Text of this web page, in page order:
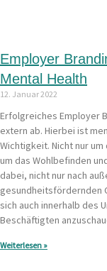
Employer
Mental Health
12. Januar 2022
Erfolgreiches Employer
extern ab. Hierbei ist
Wichtigkeit. Nicht nur
um das Wohlbefinden
dabei, nicht nur nach
gesundheitsfördernden
sich auch innerhalb des
Beschäftigten
Weiterlesen »